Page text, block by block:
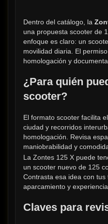
Dentro del catálogo, la
una propuesta scooter de
enfoque es claro: un
movilidad diaria. El
homologación y
¿Para quién
scooter?
El formato scooter facilita
ciudad y recorridos
homologación. Revisa
maniobrabilidad y
La Zontes 125 X puede
un scooter nuevo de 125
Contrasta esa idea con
aparcamiento y
Claves para